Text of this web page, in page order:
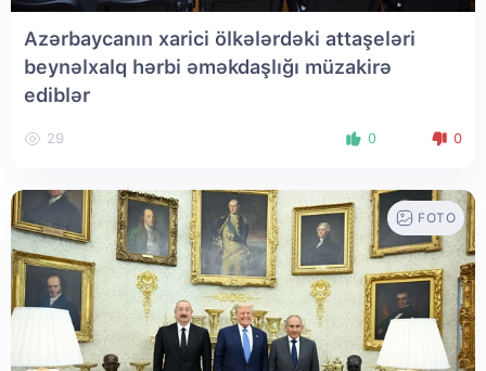
Azərbaycanın xarici ölkələrdəki attaşeləri
beynəlxalq hərbi əməkdaşlığı müzakirə
ediblər
29 0 0
FOTO